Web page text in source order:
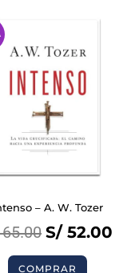
– A. W. Tozer
price
was:
S/ 65.00.
S/52.00
COMPRAR